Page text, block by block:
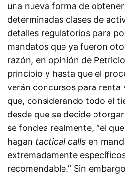
una nueva forma de
determinadas clases de
detalles regulatorios para
mandatos que ya fueron
razón, en opinión de
principio y hasta que el
verán concursos para renta
que, considerando todo el
desde que se decide
se fondea realmente, “el
hagan tactical calls en
extremadamente
recomendable.” Sin